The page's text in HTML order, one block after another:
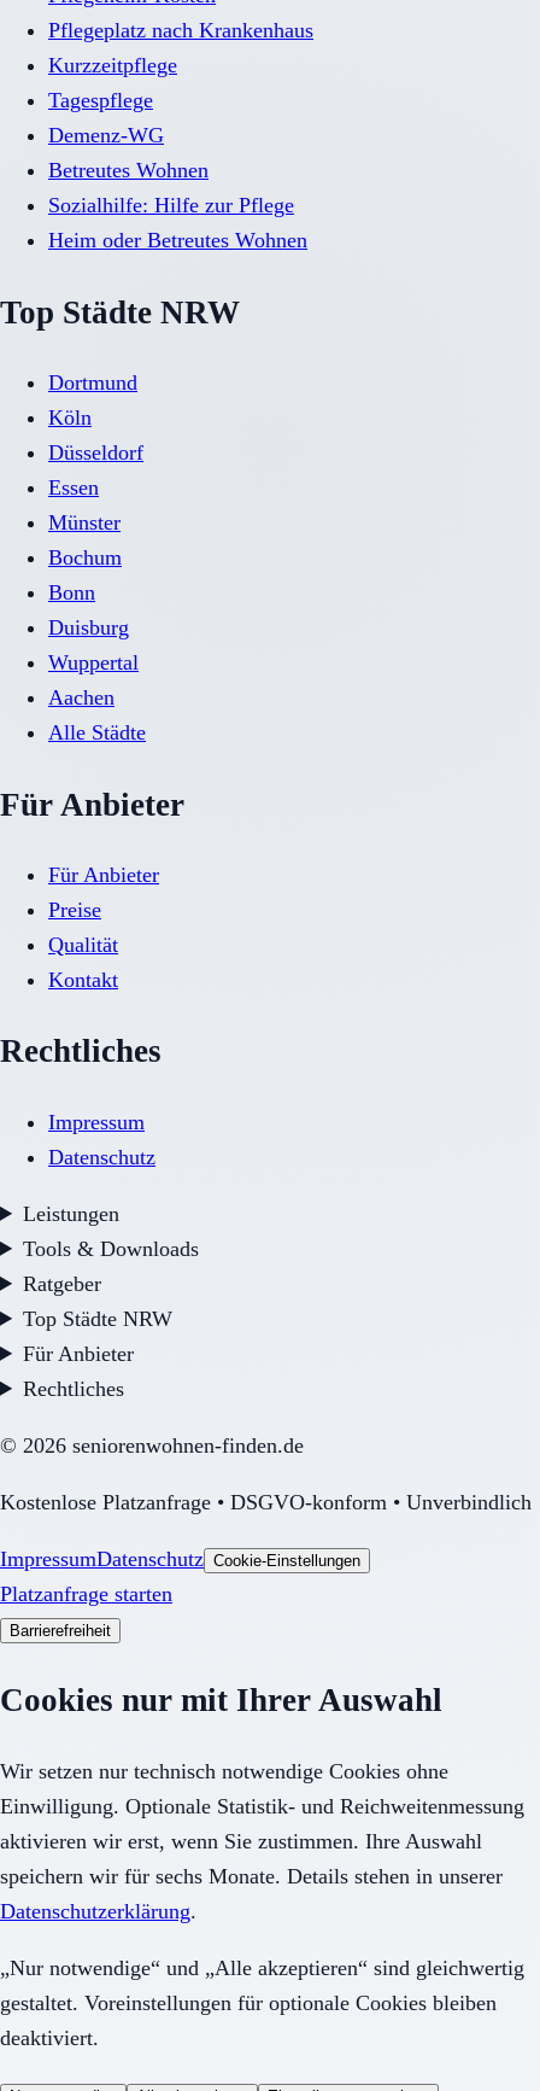
Pflegeplatz nach Krankenhaus
Kurzzeitpflege
Tagespflege
Demenz-WG
Betreutes Wohnen
Sozialhilfe: Hilfe zur Pflege
Heim oder Betreutes Wohnen
Top Städte NRW
Dortmund
Köln
Düsseldorf
Essen
Münster
Bochum
Bonn
Duisburg
Wuppertal
Aachen
Alle Städte
Für Anbieter
Für Anbieter
Preise
Qualität
Kontakt
Rechtliches
Impressum
Datenschutz
Leistungen
Tools & Downloads
Ratgeber
Top Städte NRW
Für Anbieter
Rechtliches
© 2026 seniorenwohnen-finden.de
Kostenlose Platzanfrage • DSGVO-konform • Unverbindlich
ImpressumDatenschutz Cookie-Einstellungen
Platzanfrage starten
Barrierefreiheit
Cookies nur mit Ihrer Auswahl
Wir setzen nur technisch notwendige Cookies ohne
Einwilligung. Optionale Statistik- und Reichweitenmessung
aktivieren wir erst, wenn Sie zustimmen. Ihre Auswahl
speichern wir für sechs Monate. Details stehen in unserer
Datenschutzerklärung.
„Nur notwendige“ und „Alle akzeptieren“ sind gleichwertig
gestaltet. Voreinstellungen für optionale Cookies bleiben
deaktiviert.